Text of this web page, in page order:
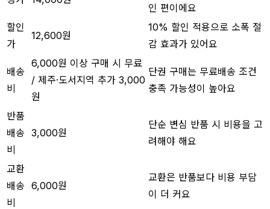
인 편이에요
할인
가
12,600원
10% 할인 적용으로 소폭 절
감 효과가 있어요
배송
비
6,000원 이상 구매 시 무료
/ 제주·도서지역 추가 3,000
원
단권 구매는 무료배송 조건
충족 가능성이 높아요
반품
배송
비
3,000원
단순 변심 반품 시 비용을 고
려해야 해요
교환
배송
비
6,000원
교환은 반품보다 비용 부담
이 더 커요